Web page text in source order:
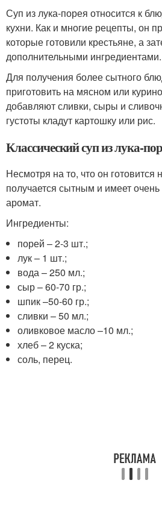
Суп из лука-порея относится к
кухни. Как и многие рецепты, он
которые готовили крестьяне, а
дополнительными ингредиентами.
Для получения более сытного
приготовить на мясном или
добавляют сливки, сыры и
густоты кладут картошку или рис.
Классический суп из лука-
Несмотря на то, что он готовится
получается сытным и имеет
аромат.
Ингредиенты:
порей – 2-3 шт.;
лук – 1 шт.;
вода – 250 мл.;
сыр – 60-70 гр.;
шпик –50-60 гр.;
сливки – 50 мл.;
оливковое масло –10 мл.;
хлеб – 2 куска;
соль, перец.